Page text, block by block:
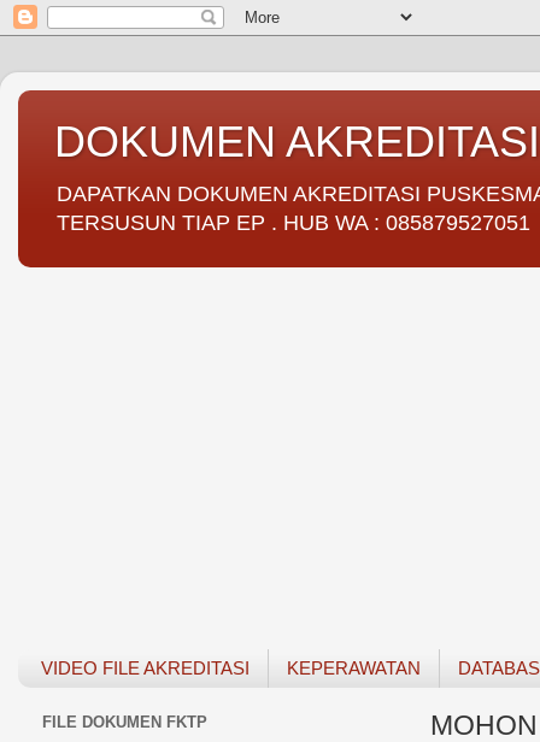
DOKUMEN
DAPATKAN DOKUMEN AKREDITASI
TERSUSUN TIAP EP . HUB WA : 085879527051
VIDEO FILE AKREDITASI KEPERAWATAN
FILE DOKUMEN FKTP